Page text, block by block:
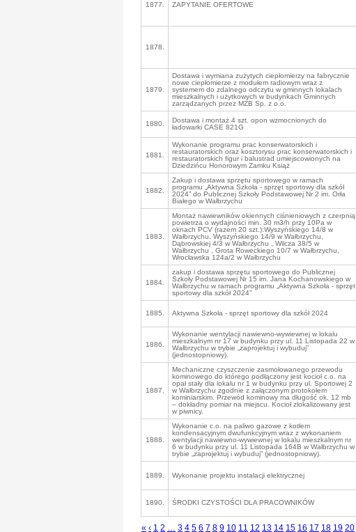
1877. ZAPYTANIE OFERTOWE
1878.
1879.
Dostawa i wymiana zużytych ciepłomierzy na fabrycznie
nowe ciepłomierze z modułem radiowym wraz z
systemem do zdalnego odczytu w gminnych lokalach
mieszkalnych i użytkowych w budynkach Gminnych
zarządzanych przez MZB Sp. z o.o.
1880.
Dostawa i montaż 4 szt. opon wzmocnionych do
ładowarki CASE 821G
1881.
Wykonanie programu prac konserwatorskich i
restauratorskich oraz kosztorysu prac konserwatorskich i
restauratorskich figur i balustrad umiejscowionych na
Dziedzińcu Honorowym Zamku Książ
1882.
Zakup i dostawa sprzętu sportowego w ramach
programu „Aktywna Szkoła - sprzęt sportowy dla szkół
2024” do Publicznej Szkoły Podstawowej Nr 2 im. Orła
Białego w Wałbrzychu
1883.
Montaż nawiewników okiennych ciśnieniowych z czerpnią
powietrza o wydajności min. 30 m3/h przy 10Pa w
oknach PCV (razem 20 szt.):Wyszyńskiego 14/8 w
Wałbrzychu, Wyszyńskiego 14/9 w Wałbrzychu,
Dąbrowskiej 4/3 w Wałbrzychu , Wilcza 38/5 w
Wałbrzychu , Grota Roweckiego 10/7 w Wałbrzychu,
Wrocławska 124a/2 w Wałbrzychu
1884.
zakup i dostawa sprzętu sportowego do Publicznej
Szkoły Podstawowej Nr 15 im. Jana Kochanowskiego w
Wałbrzychu w ramach programu „Aktywna Szkoła - sprzęt
sportowy dla szkół 2024”
1885. Aktywna Szkoła - sprzęt sportowy dla szkół 2024
1886.
Wykonanie wentylacji nawiewno-wywiewnej w lokalu
mieszkalnym nr 17 w budynku przy ul. 11 Listopada 22 w
Wałbrzychu w trybie „zaprojektuj i wybuduj”
(jednostopniowy).
1887.
Mechaniczne czyszczenie zasmołowanego przewodu
kominowego do którego podłączony jest kocioł c.o. na
opał stały dla lokalu nr 1 w budynku przy ul. Sportowej 2
w Wałbrzychu zgodnie z załączonym protokołem
kominiarskim. Przewód kominowy ma długość ok. 12 mb
– dokładny pomiar na miejscu. Kocioł zlokalizowany jest
w piwnicy.
1888.
Wykonanie c.o. na paliwo gazowe z kotłem
kondensacyjnym dwufunkcyjnym wraz z wykonaniem
wentylacji nawiewno-wywiewnej w lokalu mieszkalnym nr
6 w budynku przy ul. 11 Listopada 164B w Wałbrzychu w
trybie „zaprojektuj i wybuduj” (jednostopniowy).
1889. Wykonanie projektu instalacji elektrycznej
1890. ŚRODKI CZYSTOŚCI DLA PRACOWNIKÓW
« ‹ 1 2 … 3 4 5 6 7 8 9 10 11 12 13 14 15 16 17 18 19 20